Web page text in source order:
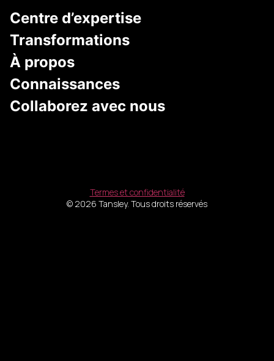
Centre d’expertise
Transformations
À propos
Connaissances
Collaborez avec nous
Termes et confidentialité
© 2026 Tansley. Tous droits réservés